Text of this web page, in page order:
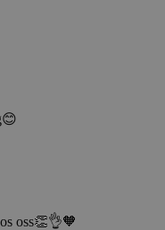
oss👏👌🧡